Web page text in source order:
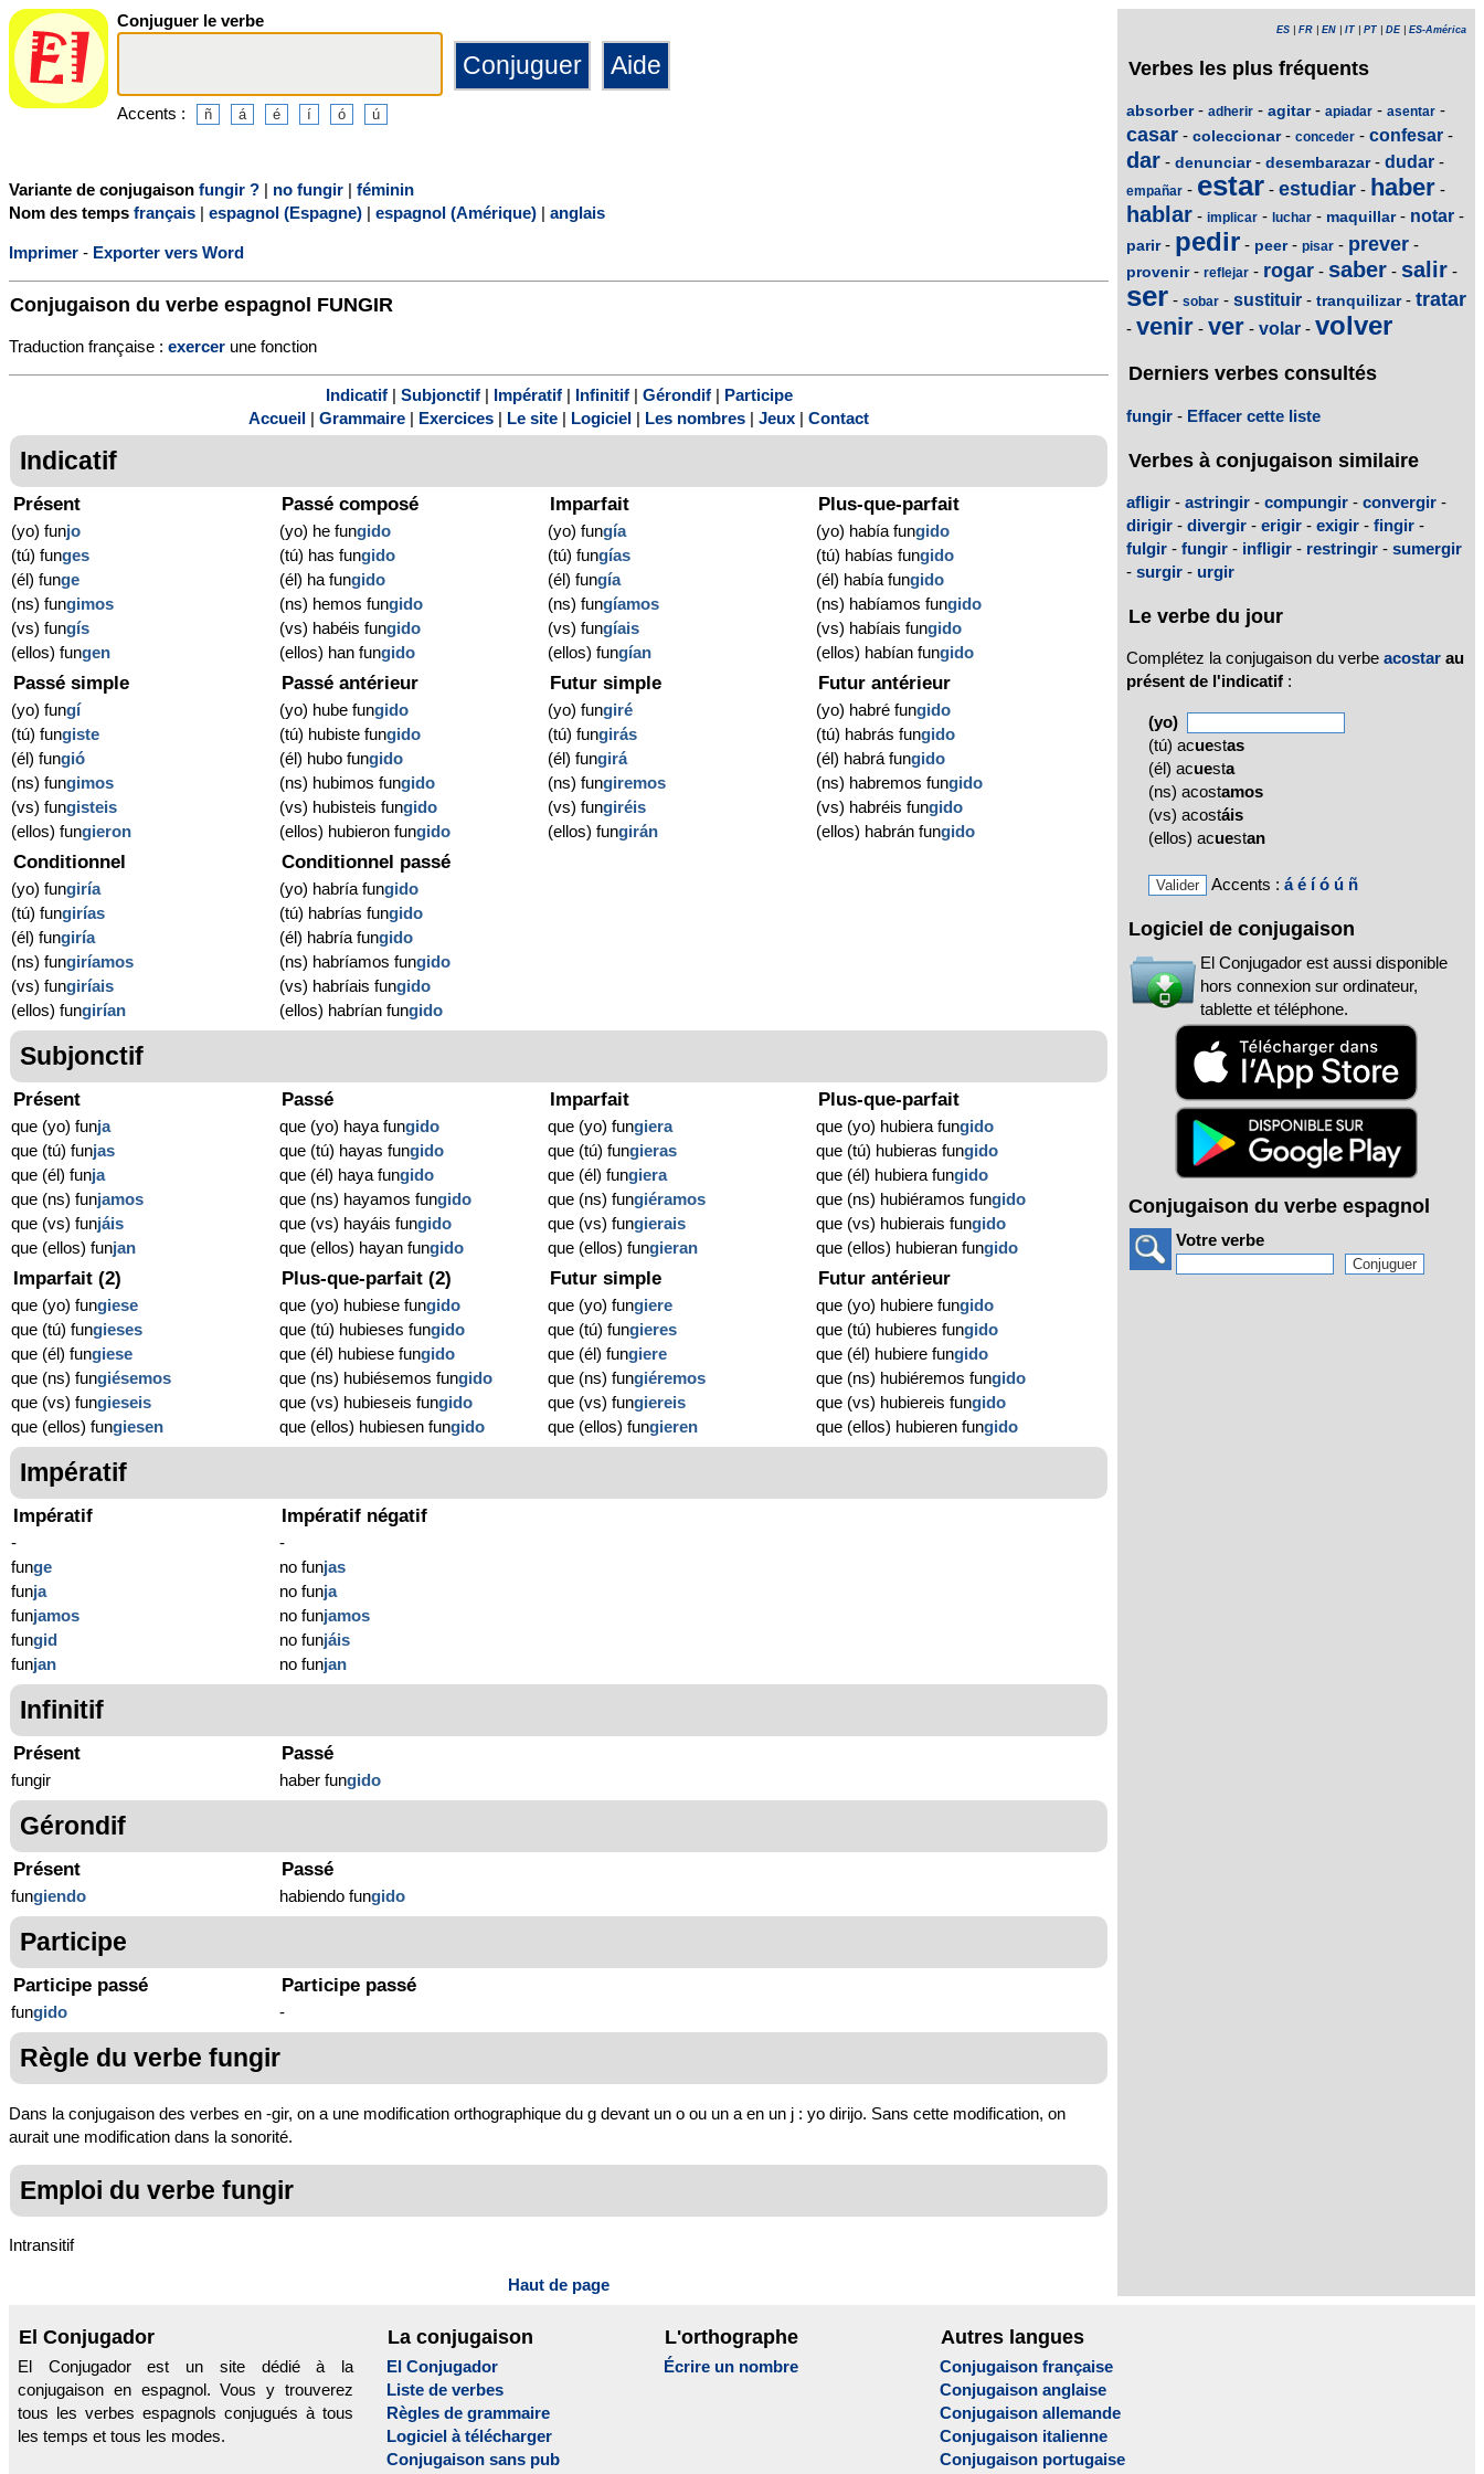
Conjuguer le verbe
Accents :
Variante de conjugaison fungir ? | no fungir | féminin
Nom des temps français | espagnol (Espagne) | espagnol (Amérique) | anglais
Imprimer - Exporter vers Word
Conjugaison du verbe espagnol FUNGIR
Traduction française : exercer une fonction
Indicatif| Subjonctif| Impératif| Infinitif| Gérondif|
Participe
Accueil
Grammaire Exercices Le site Logiciel Les nombres Jeux Contact
Indicatif
Présent
(yo) funjo
(tú) funges
(él) funge
(ns) fungimos
(vs) fungís
(ellos) fungen
Passé composé
(yo) he fungido
(tú) has fungido
(él) ha fungido
(ns) hemos fungido
(vs) habéis fungido
(ellos) han fungido
Imparfait
(yo) fungía
(tú) fungías
(él) fungía
(ns) fungíamos
(vs) fungíais
(ellos) fungían
Plus-que-parfait
(yo) había fungido
(tú) habías fungido
(él) había fungido
(ns) habíamos fungido
(vs) habíais fungido
(ellos) habían fungido
Passé simple
(yo) fungí
(tú) fungiste
(él) fungió
(ns) fungimos
(vs) fungisteis
(ellos) fungieron
Passé antérieur
(yo) hube fungido
(tú) hubiste fungido
(él) hubo fungido
(ns) hubimos fungido
(vs) hubisteis fungido
(ellos) hubieron fungido
Futur simple
(yo) fungiré
(tú) fungirás
(él) fungirá
(ns) fungiremos
(vs) fungiréis
(ellos) fungirán
Futur antérieur
(yo) habré fungido
(tú) habrás fungido
(él) habrá fungido
(ns) habremos fungido
(vs) habréis fungido
(ellos) habrán fungido
Conditionnel
(yo) fungiría
(tú) fungirías
(él) fungiría
(ns) fungiríamos
(vs) fungiríais
(ellos) fungirían
Conditionnel passé
(yo) habría fungido
(tú) habrías fungido
(él) habría fungido
(ns) habríamos fungido
(vs) habríais fungido
(ellos) habrían fungido
Subjonctif
Présent
que (yo) funja
que (tú) funjas
que (él) funja
que (ns) funjamos
que (vs) funjáis
que (ellos) funjan
Passé
que (yo) haya fungido
que (tú) hayas fungido
que (él) haya fungido
que (ns) hayamos fungido
que (vs) hayáis fungido
que (ellos) hayan fungido
Imparfait
que (yo) fungiera
que (tú) fungieras
que (él) fungiera
que (ns) fungiéramos
que (vs) fungierais
que (ellos) fungieran
Plus-que-parfait
que (yo) hubiera fungido
que (tú) hubieras fungido
que (él) hubiera fungido
que (ns) hubiéramos fungido
que (vs) hubierais fungido
que (ellos) hubieran fungido
Imparfait (2)
que (yo) fungiese
que (tú) fungieses
que (él) fungiese
que (ns) fungiésemos
que (vs) fungieseis
que (ellos) fungiesen
Plus-que-parfait (2)
que (yo) hubiese fungido
que (tú) hubieses fungido
que (él) hubiese fungido
que (ns) hubiésemos fungido
que (vs) hubieseis fungido
que (ellos) hubiesen fungido
Futur simple
que (yo) fungiere
que (tú) fungieres
que (él) fungiere
que (ns) fungiéremos
que (vs) fungiereis
que (ellos) fungieren
Futur antérieur
que (yo) hubiere fungido
que (tú) hubieres fungido
que (él) hubiere fungido
que (ns) hubiéremos fungido
que (vs) hubiereis fungido
que (ellos) hubieren fungido
Impératif
Impératif
-
funge
funja
funjamos
fungid
funjan
Impératif négatif
-
no funjas
no funja
no funjamos
no funjáis
no funjan
Infinitif
Présent
fungir
Passé
haber fungido
Gérondif
Présent
fungiendo
Passé
habiendo fungido
Participe
Participe passé
fungido
Participe passé
-
Règle du verbe fungir
Dans la conjugaison des verbes en -gir, on a une modification orthographique du g devant un o ou un a en un j : yo dirijo. Sans cette modification, on
aurait une modification dans la sonorité.
Emploi du verbe fungir
Intransitif
Haut de page
ES FR EN IT PT DE| ES-América
Verbes les plus fréquents
absorber- adherir - agitar- apiadar - asentar -
casar - coleccionar- conceder - confesar -
dar - denunciar- desembarazar- dudar -
empañar - estar - estudiar - haber -
hablar - implicar - luchar - maquillar- notar -
parir- pedir - peer- pisar - prever -
provenir- reflejar - rogar - saber - salir -
ser - sobar - sustituir - tranquilizar- tratar
- venir - ver - volar - volver
Derniers verbes consultés
fungir - Effacer cette liste
Verbes à conjugaison similaire
afligir - astringir - compungir - convergir -
dirigir - divergir - erigir - exigir - fingir -
fulgir - fungir - infligir - restringir - sumergir
- surgir - urgir
Le verbe du jour
Complétez la conjugaison du verbe acostar au
présent de l'indicatif :
(yo)
(tú) acuestas
(él) acuesta
(ns) acostamos
(vs) acostáis
(ellos) acuestan
Accents : á é í ó ú ñ
Logiciel de conjugaison
El Conjugador est aussi disponible
hors connexion sur ordinateur,
tablette et téléphone.
Conjugaison du verbe espagnol
Votre verbe
El Conjugador
El Conjugador est un site dédié à la
conjugaison en espagnol. Vous y trouverez
tous les verbes espagnols conjugués à tous
les temps et tous les modes.
La conjugaison
El Conjugador
Liste de verbes
Règles de grammaire
Logiciel à télécharger
Conjugaison sans pub
L'orthographe
Écrire un nombre
Autres langues
Conjugaison française
Conjugaison anglaise
Conjugaison allemande
Conjugaison italienne
Conjugaison portugaise